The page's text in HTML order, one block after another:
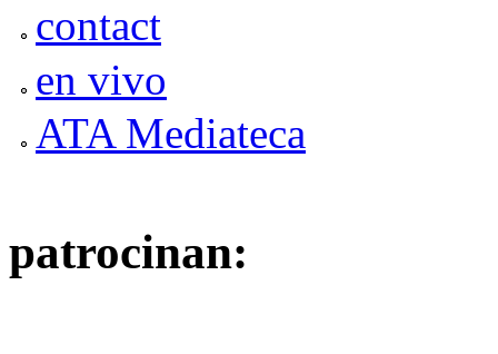
contact
en vivo
ATA Mediateca
patrocinan: